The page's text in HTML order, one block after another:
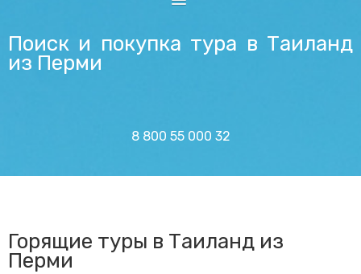
КАТАЛОГ ОТЕЛЕЙ
Поиск и покупка тура в Таиланд
из Перми
8 800 55 000 32
Горящие туры в Таиланд из
Перми